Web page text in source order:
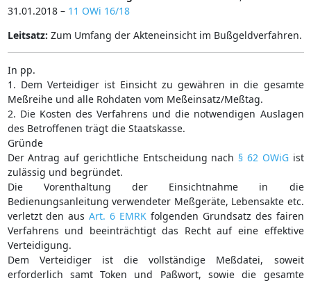
31.01.2018 – 11 OWi 16/18
Leitsatz: Zum Umfang der Akteneinsicht im Bußgeldverfahren.
In pp.
1. Dem Verteidiger ist Einsicht zu gewähren in die gesamte
Meßreihe und alle Rohdaten vom Meßeinsatz/Meßtag.
2. Die Kosten des Verfahrens und die notwendigen Auslagen
des Betroffenen trägt die Staatskasse.
Gründe
Der Antrag auf gerichtliche Entscheidung nach § 62 OWiGist
zulässig und begründet.
Die Vorenthaltung der Einsichtnahme in die
Bedienungsanleitung verwendeter Meßgeräte, Lebensakte etc.
verletzt den ausArt. 6 EMRKfolgenden Grundsatz des fairen
Verfahrens und beeinträchtigt das Recht auf eine effektive
Verteidigung.
Dem Verteidiger ist die vollständige Meßdatei, soweit
erforderlich samt Token und Paßwort, sowie die gesamte